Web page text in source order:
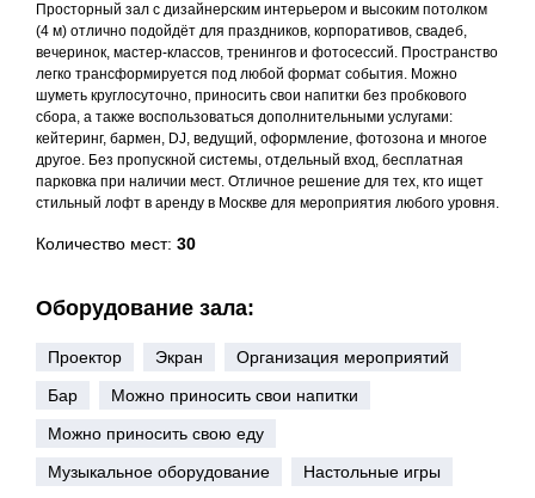
Просторный зал с дизайнерским интерьером и высоким потолком
(4 м) отлично подойдёт для праздников, корпоративов, свадеб,
вечеринок, мастер-классов, тренингов и фотосессий. Пространство
легко трансформируется под любой формат события. Можно
шуметь круглосуточно, приносить свои напитки без пробкового
сбора, а также воспользоваться дополнительными услугами:
кейтеринг, бармен, DJ, ведущий, оформление, фотозона и многое
другое. Без пропускной системы, отдельный вход, бесплатная
парковка при наличии мест. Отличное решение для тех, кто ищет
стильный лофт в аренду в Москве для мероприятия любого уровня.
Количество мест: 30
Оборудование зала:
Проектор Экран
Организация мероприятий
Бар
Можно приносить свои напитки
Можно приносить свою еду
Музыкальное оборудование
Настольные игры